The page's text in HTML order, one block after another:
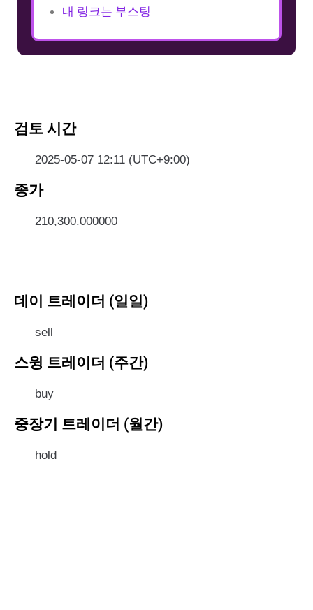
내 링크는 부스팅
검토 시간
2025-05-07 12:11 (UTC+9:00)
종가
210,300.000000
데이 트레이더 (일일)
sell
스윙 트레이더 (주간)
buy
중장기 트레이더 (월간)
hold